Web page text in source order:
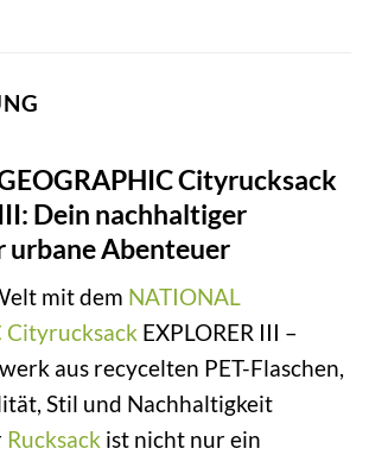
Cityrucksack
Dein nachhaltiger
urbane Abenteuer
mit dem NATIONAL
Cityrucksack EXPLORER III –
aus recycelten PET-Flaschen,
Stil und Nachhaltigkeit
Rucksack ist nicht nur ein